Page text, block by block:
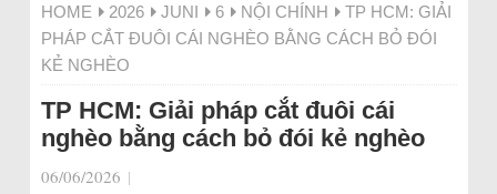
HOME 2026 JUNI 6 NỘI CHÍNH
TP HCM: GIẢI
PHÁP CẮT ĐUÔI CÁI NGHÈO BẰNG CÁCH BỎ ĐÓI
KẺ NGHÈO
TP HCM: Giải pháp cắt đuôi cái
nghèo bằng cách bỏ đói kẻ nghèo
06/06/2026 |